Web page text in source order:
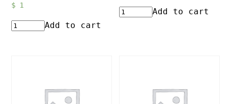
$1
Add to cart
Add to cart